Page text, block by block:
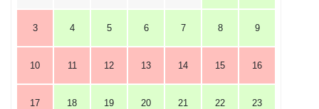
3 4 5 6 7 8 9
10 11 12 13 14 15 16
17 18 19 20 21 22 23